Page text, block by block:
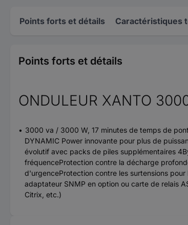
Points forts et détails Caractéristiques
Points forts et détails
ONDULEUR XANTO
3000 va / 3000 W, 17 minutes de temps de
DYNAMIC Power innovante pour plus de
évolutif avec packs de piles supplémentaires
fréquenceProtection contre la décharge
d'urgenceProtection contre les surtensions
adaptateur SNMP en option ou carte de relais
Citrix, etc.)